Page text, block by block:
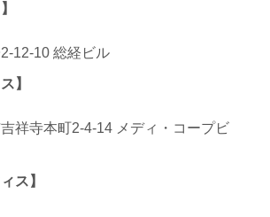
12-10 総経ビル
】
祥寺本町2-4-14 メディ・コープビ
ス】